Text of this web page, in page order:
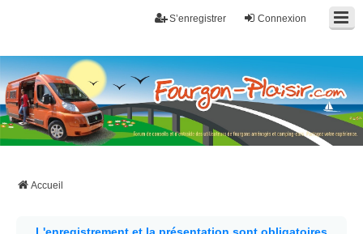
Connexion
S’enregistrer
Fourgon-plaisir.com
Forum de conseils et d'entraide des utilisateurs de fourgons, fourgons
aménagés, vans et de camping-car. Partagez votre expérience.
Accueil